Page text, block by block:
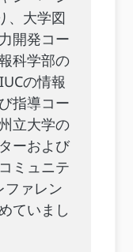
、大学図
開発コー
科学部の
の情報
指導コー
立大学の
ーおよび
ミュニテ
ファレン
ていまし